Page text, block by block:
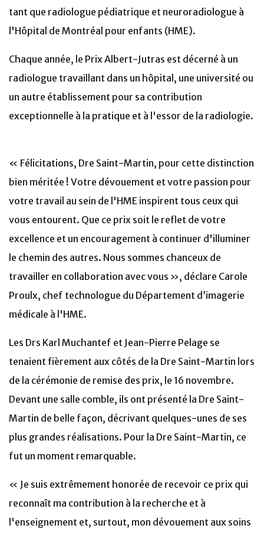
tant que radiologue pédiatrique et neuroradiologue à
l'Hôpital de Montréal pour enfants (HME).
Chaque année, le Prix Albert-Jutras est décerné à un
radiologue travaillant dans un hôpital, une université ou
un autre établissement pour sa contribution
exceptionnelle à la pratique et à l'essor de la radiologie.
« Félicitations, Dre Saint-Martin, pour cette distinction
bien méritée ! Votre dévouement et votre passion pour
votre travail au sein de l'HME inspirent tous ceux qui
vous entourent. Que ce prix soit le reflet de votre
excellence et un encouragement à continuer d'illuminer
le chemin des autres. Nous sommes chanceux de
travailler en collaboration avec vous », déclare Carole
Proulx, chef technologue du Département d’imagerie
médicale à l'HME.
Les Drs Karl Muchantef et Jean-Pierre Pelage se
tenaient fièrement aux côtés de la Dre Saint-Martin lors
de la cérémonie de remise des prix, le 16 novembre.
Devant une salle comble, ils ont présenté la Dre Saint-
Martin de belle façon, décrivant quelques-unes de ses
plus grandes réalisations. Pour la Dre Saint-Martin, ce
fut un moment remarquable.
« Je suis extrêmement honorée de recevoir ce prix qui
reconnaît ma contribution à la recherche et à
l'enseignement et, surtout, mon dévouement aux soins